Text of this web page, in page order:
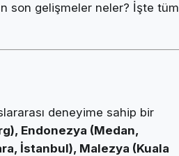
son gelişmeler neler? İşte tüm
deneyime sahip bir
Endonezya (Medan,
İstanbul), Malezya (Kuala